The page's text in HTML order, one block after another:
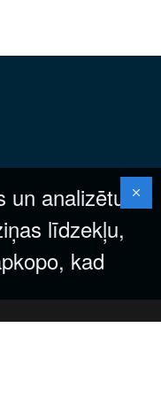
analizētu
līdzekļu,
kad